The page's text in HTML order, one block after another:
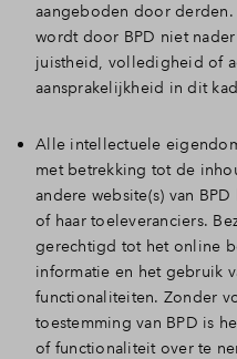
aangeboden door
wordt door BPD niet
juistheid, volledigheid of
aansprakelijkheid in dit
Alle intellectuele
met betrekking tot de
andere website(s) van
of haar toeleveranciers.
gerechtigd tot het online
informatie en het gebruik
functionaliteiten. Zonder
toestemming van BPD is
of functionaliteit over te